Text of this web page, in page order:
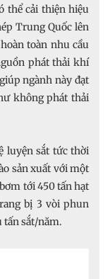
thể cải thiện hiệu
Trung Quốc lên
toàn nhu cầu
phát thải khí
ngành này đạt
không phát thải
luyện sắt tức thời
sản xuất với một
tới 450 tấn hạt
bị 3 vòi phun
tấn sắt/năm.